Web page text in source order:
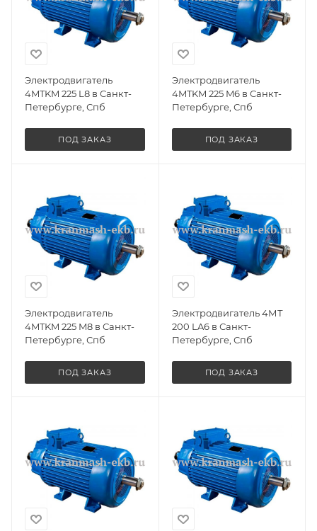
Электродвигатель
4MTKM 225 L8 в Санкт-
Петербурге, Спб
ПОД ЗАКАЗ
Электродвигатель
4MTKM 225 M6 в Санкт-
Петербурге, Спб
ПОД ЗАКАЗ
Электродвигатель
4MTKM 225 M8 в Санкт-
Петербурге, Спб
ПОД ЗАКАЗ
Электродвигатель 4МТ
200 LA6 в Санкт-
Петербурге, Спб
ПОД ЗАКАЗ